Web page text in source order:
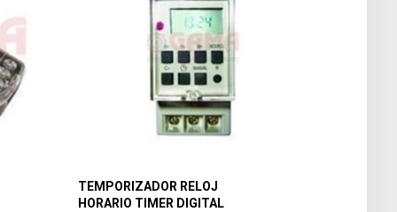
TEMPORIZADOR RELOJ
HORARIO TIMER DIGITAL